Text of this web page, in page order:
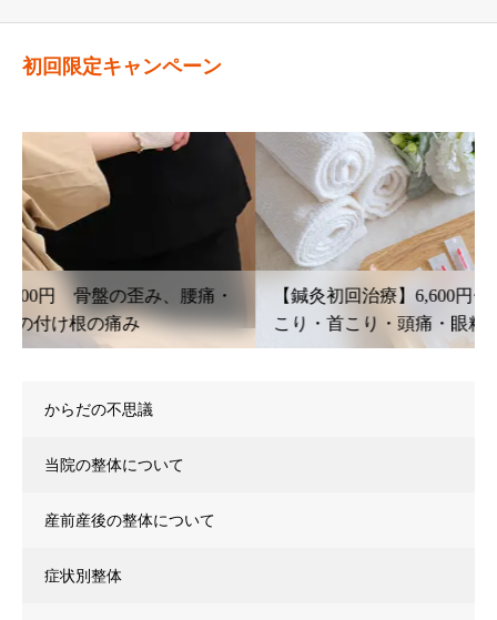
初回限定キャンペーン
【鍼灸初回治療】6,600円〜 腰痛・坐骨神経痛・肩
こり・首こり・頭痛・眼精疲労
からだの不思議
当院の整体について
産前産後の整体について
症状別整体